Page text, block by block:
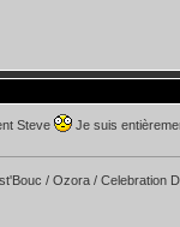
Steve Je suis
/ Ozora / Celebration